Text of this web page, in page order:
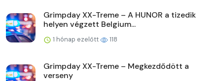
Grimpday XX-Treme – A HUNOR a tizedik
helyen végzett Belgium...
1 hónap ezelőtt 118
Grimpday XX-Treme – Megkezdődött a
verseny